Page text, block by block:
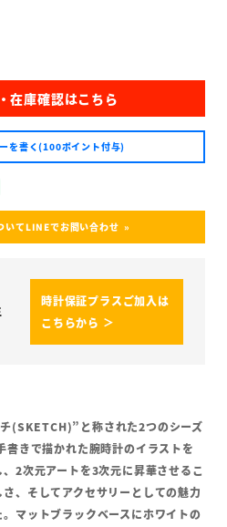
を書く(100ポイント付与)
いてLINEでお問い合わせ
時計保証プラスご加入は
こちらから ＞
(SKETCH)”と称された2つのシーズ
書きで描かれた腕時計のイラストを
2次元アートを3次元に昇華させるこ
、そしてアクセサリーとしての魅力
マットブラックベースにホワイトの